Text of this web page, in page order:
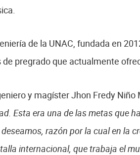
de la UNAC, fundada en
pregrado que actualmente
y magíster Jhon Fredy
Esta era una de las metas que
razón por la cual en la
internacional, que trabaja el